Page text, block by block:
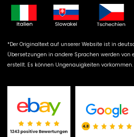
*Der Originaltext auf unserer Website ist in
Übersetzungen in andere Sprachen werden
erstellt. Es können Ungenauigkeiten vorkommen.